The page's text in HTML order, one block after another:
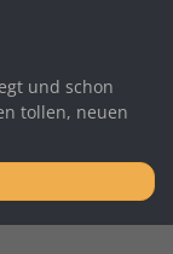
und schon
tollen, neuen